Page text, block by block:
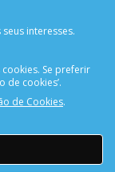
interesses.
cookies. Se preferir
de cookies’.
de Cookies.